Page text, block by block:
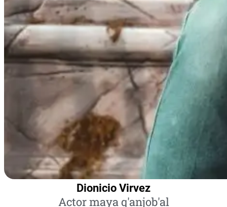
Dionicio Virvez
Actor maya q'anjob'al